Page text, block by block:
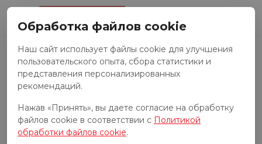
Запчасти к тракторам
Запчасти к грузовым автомобилям
Обработка файлов cookie
Наш сайт использует файлы cookie для улучшения
пользовательского опыта, сбора статистики и
представления персонализированных
рекомендаций.
Нажав «Принять», вы даете согласие на обработку
файлов cookie в соответствии с Политикой
обработки файлов cookie.